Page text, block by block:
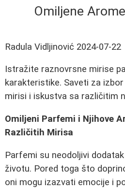
Omiljene
Radula Vidljinović 2024-07-22
Istražite raznovrsne mirise
karakteristike. Saveti za
mirisi i iskustva sa različitim
Omiljeni Parfemi i Njihove
Različitih Mirisa
Parfemi su neodoljivi
životu. Pored toga što
oni mogu izazvati emocije i